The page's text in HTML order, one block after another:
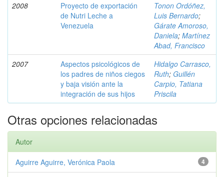
2008
Proyecto de exportación
de Nutri Leche a
Venezuela
Tonon Ordóñez,
Luis Bernardo;
Gárate Amoroso,
Daniela; Martínez
Abad, Francisco
2007
Aspectos psicológicos de
los padres de niños ciegos
y baja visión ante la
integración de sus hijos
Hidalgo Carrasco,
Ruth; Guillén
Carpio, Tatiana
Priscila
Otras opciones relacionadas
Autor
4
Aguirre Aguirre, Verónica Paola